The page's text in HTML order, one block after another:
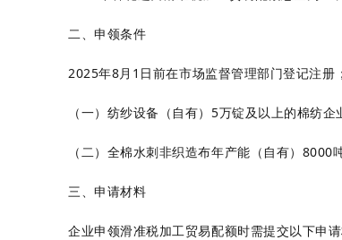
二、申领条件
2025年8月1日前在市场监督管理部门登记注册
（一）纺纱设备（自有）5万锭及以上的棉纺企
（二）全棉水刺非织造布年产能（自有）8000
三、申请材料
企业申领滑准税加工贸易配额时需提交以下申